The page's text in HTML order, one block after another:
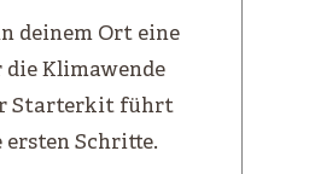
deinem Ort eine
Klimawende
Starterkit führt
Schritte.